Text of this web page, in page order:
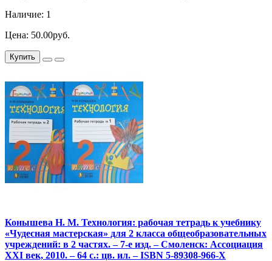
Наличие: 1
Цена: 50.00руб.
Купить
Конышева Н. М. Технология: рабочая тетрадь к учебнику
«Чудесная мастерская» для 2 класса общеобразовательных
учреждений: в 2 частях. – 7-е изд. – Смоленск: Ассоциация
XXI век, 2010. – 64 с.: цв. ил. – ISBN 5-89308-966-X